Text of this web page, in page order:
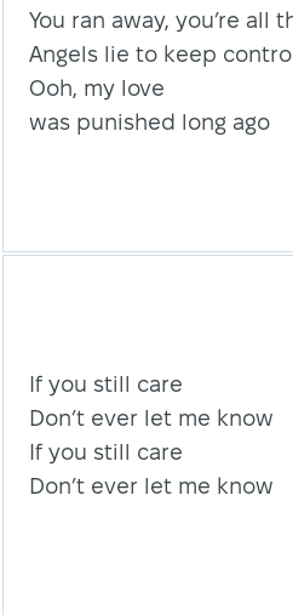
You ran away, you’re all
Angels lie to keep control
Ooh, my love
was punished long ago
If you still care
Don’t ever let me know
If you still care
Don’t ever let me know